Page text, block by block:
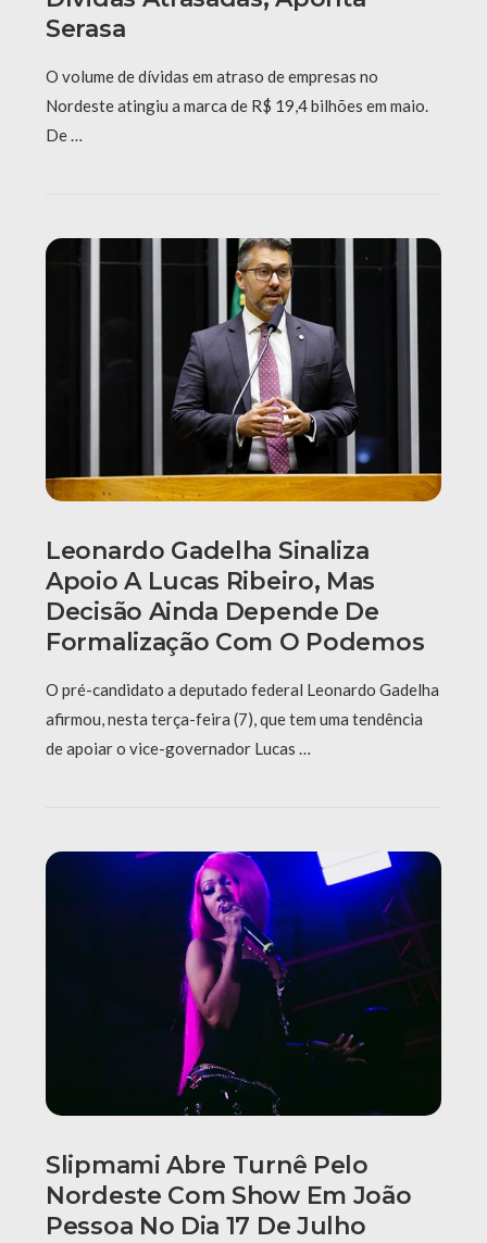
Serasa
O volume de dívidas em atraso de empresas no
Nordeste atingiu a marca de R$ 19,4 bilhões em maio.
De …
Leonardo Gadelha Sinaliza
Apoio A Lucas Ribeiro, Mas
Decisão Ainda Depende De
Formalização Com O Podemos
O pré-candidato a deputado federal Leonardo Gadelha
afirmou, nesta terça-feira (7), que tem uma tendência
de apoiar o vice-governador Lucas …
Slipmami Abre Turnê Pelo
Nordeste Com Show Em João
Pessoa No Dia 17 De Julho